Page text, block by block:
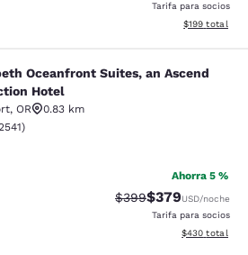
Tarifa para socios
Ver detalles
$199 total
Suites, an
Oceanfront Suites, an Ascend
Hotel
, OR
0.83 km
de 4.19 estrellas. Muy bueno. 2541 reseñas
)
Ahorra 5 %
Precio tachado:
$399Precio con
$379USD/noche
Tarifa para socios
Ver detalles
$430 total